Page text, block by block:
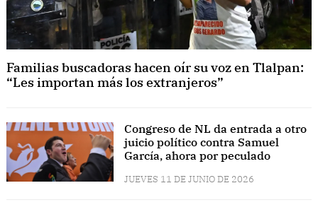
Familias buscadoras hacen oír su voz en Tlalpan:
“Les importan más los extranjeros”
Congreso de NL da entrada a otro
juicio político contra Samuel
García, ahora por peculado
JUEVES 11 DE JUNIO DE 2026